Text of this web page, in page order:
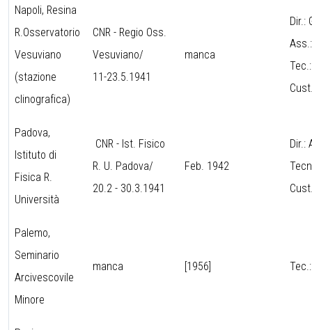
Napoli, Resina
R.Osservatorio
Vesuviano
(stazione
clinografica)
CNR - Regio Oss.
Vesuviano/
11-23.5.1941
manca
Dir.:
Padova,
Istituto di
Fisica R.
Università
CNR - Ist. Fisico
R. U. Padova/
20.2 - 30.3.1941
Feb. 1942
Dir.:
Palemo,
Seminario
Arcivescovile
Minore
manca [1956]